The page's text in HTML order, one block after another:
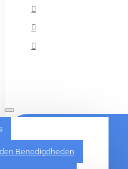
Alles
Benodigdheden